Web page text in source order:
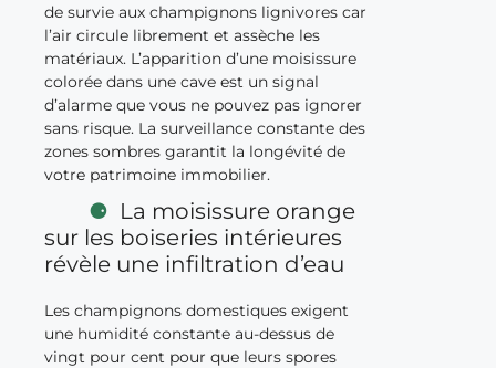
de survie aux champignons lignivores car
l’air circule librement et assèche les
matériaux. L’apparition d’une moisissure
colorée dans une cave est un signal
d’alarme que vous ne pouvez pas ignorer
sans risque. La surveillance constante des
zones sombres garantit la longévité de
votre patrimoine immobilier.
La moisissure orange
sur les boiseries intérieures
révèle une infiltration d’eau
Les champignons domestiques exigent
une humidité constante au-dessus de
vingt pour cent pour que leurs spores